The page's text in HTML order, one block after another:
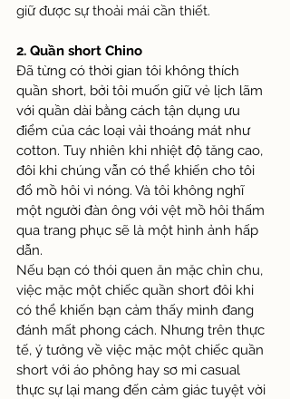
giữ được sự thoải mái cần thiết.
2. Quần short Chino
Đã từng có thời gian tôi không thích
quần short, bởi tôi muốn giữ vẻ lịch lãm
với quần dài bằng cách tận dụng ưu
điểm của các loại vải thoáng mát như
cotton. Tuy nhiên khi nhiệt độ tăng cao,
đôi khi chúng vẫn có thể khiến cho tôi
đổ mồ hôi vì nóng. Và tôi không nghĩ
một người đàn ông với vệt mồ hôi thấm
qua trang phục sẽ là một hình ảnh hấp
dẫn.
Nếu bạn có thói quen ăn mặc chỉn chu,
việc mặc một chiếc quần short đôi khi
có thể khiến bạn cảm thấy mình đang
đánh mất phong cách. Nhưng trên thực
tế, ý tưởng về việc mặc một chiếc quần
short với áo phông hay sơ mi casual
thực sự lại mang đến cảm giác tuyệt vời